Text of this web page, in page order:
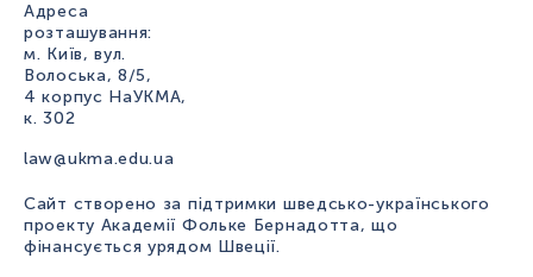
Адреса
розташування:
м. Київ, вул.
Волоська, 8/5,
4 корпус НаУКМА,
к. 302
law@ukma.edu.ua
Сайт створено за підтримки шведсько-українського
проекту Академії Фольке Бернадотта, що
фінансується урядом Швеції.